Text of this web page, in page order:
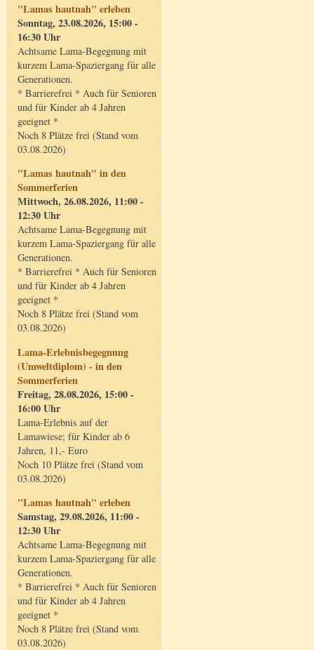
"Lamas hautnah" erleben
Sonntag, 23.08.2026, 15:00 -
16:30 Uhr
Achtsame Lama-Begegnung mit
kurzem Lama-Spaziergang für alle
Generationen.
* Barrierefrei * Auch für Senioren
und für Kinder ab 4 Jahren
geeignet *
Noch 8 Plätze frei (Stand vom
03.08.2026)
"Lamas hautnah" in den
Sommerferien
Mittwoch, 26.08.2026, 11:00 -
12:30 Uhr
Achtsame Lama-Begegnung mit
kurzem Lama-Spaziergang für alle
Generationen.
* Barrierefrei * Auch für Senioren
und für Kinder ab 4 Jahren
geeignet *
Noch 8 Plätze frei (Stand vom
03.08.2026)
Lama-Erlebnisbegegnung
(Umweltdiplom) - in den
Sommerferien
Freitag, 28.08.2026, 15:00 -
16:00 Uhr
Lama-Erlebnis auf der
Lamawiese; für Kinder ab 6
Jahren, 11,- Euro
Noch 10 Plätze frei (Stand vom
03.08.2026)
"Lamas hautnah" erleben
Samstag, 29.08.2026, 11:00 -
12:30 Uhr
Achtsame Lama-Begegnung mit
kurzem Lama-Spaziergang für alle
Generationen.
* Barrierefrei * Auch für Senioren
und für Kinder ab 4 Jahren
geeignet *
Noch 8 Plätze frei (Stand vom
03.08.2026)